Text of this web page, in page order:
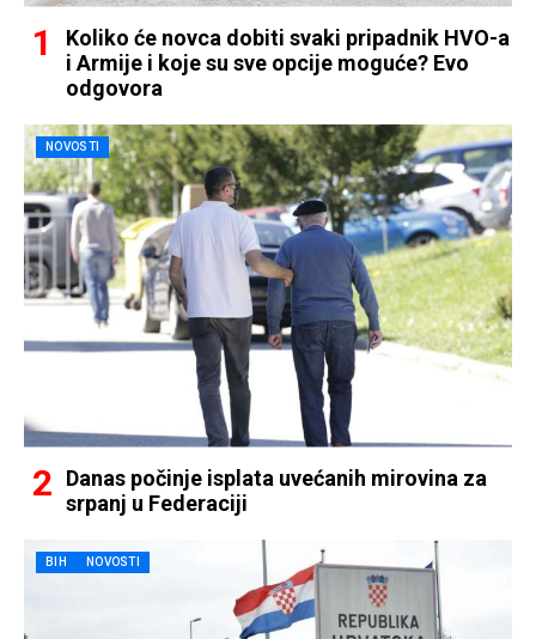
Koliko će novca dobiti svaki pripadnik HVO-a
i Armije i koje su sve opcije moguće? Evo
odgovora
NOVOSTI
Danas počinje isplata uvećanih mirovina za
srpanj u Federaciji
BIH NOVOSTI